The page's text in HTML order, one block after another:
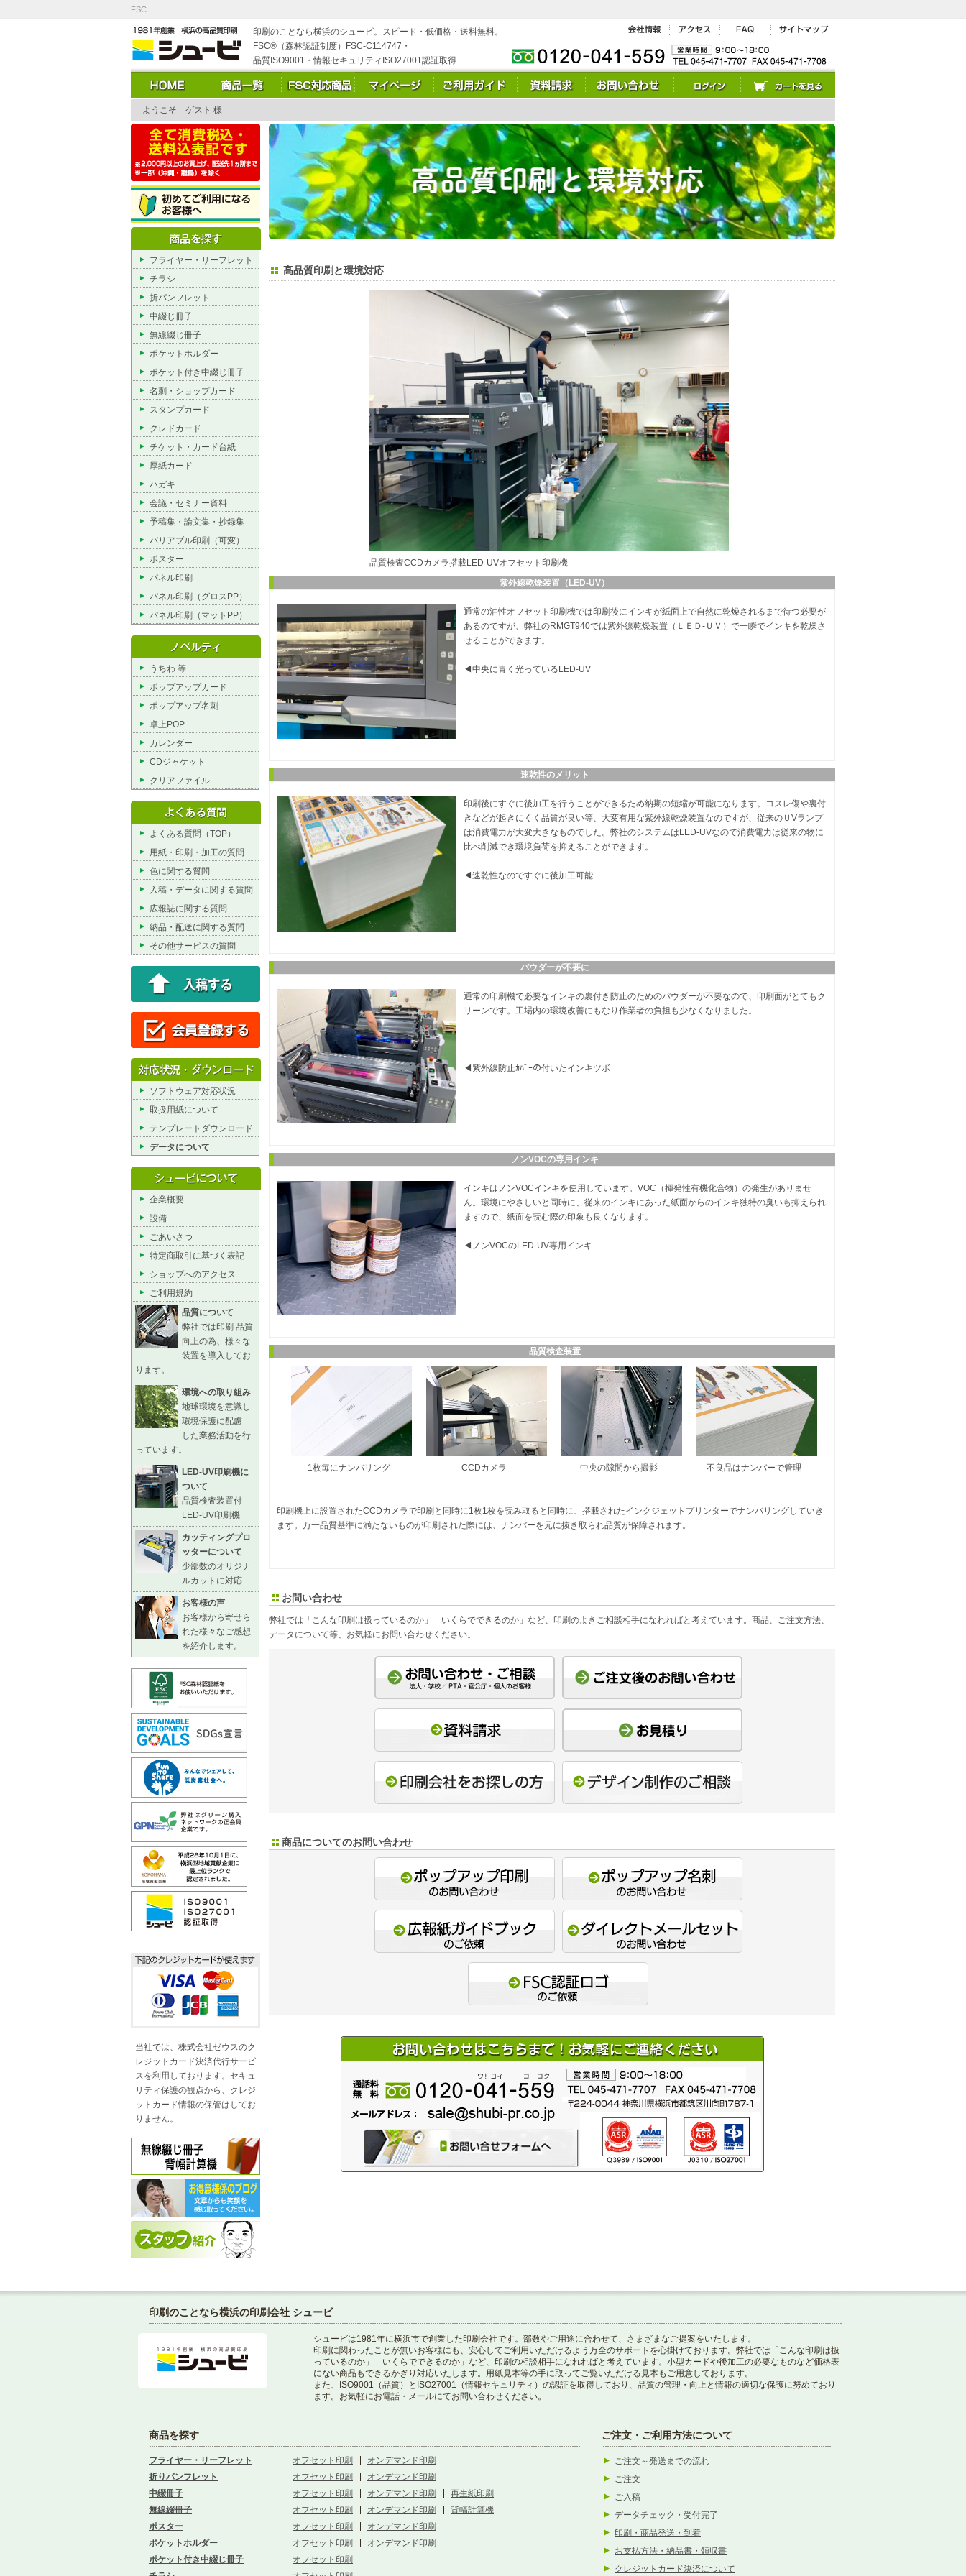
FSC
印刷のことなら横浜のシュービ。スピード・低価格・送料無料。
FSC®（森林認証制度）FSC-C114747・
品質ISO9001・情報セキュリティISO27001認証取得
ようこそ ゲスト 様
フライヤー・リーフレット
チラシ
折パンフレット
中綴じ冊子
無線綴じ冊子
ポケットホルダー
ポケット付き中綴じ冊子
名刺・ショップカード
スタンプカード
クレドカード
チケット・カード台紙
厚紙カード
ハガキ
会議・セミナー資料
予稿集・論文集・抄録集
バリアブル印刷（可変）
ポスター
パネル印刷
パネル印刷（グロスPP）
パネル印刷（マットPP）
うちわ 等
ポップアップカード
ポップアップ名刺
卓上POP
カレンダー
CDジャケット
クリアファイル
よくある質問（TOP）
用紙・印刷・加工の質問
色に関する質問
入稿・データに関する質問
広報誌に関する質問
納品・配送に関する質問
その他サービスの質問
ソフトウェア対応状況
取扱用紙について
テンプレートダウンロード
データについて
企業概要
設備
ごあいさつ
特定商取引に基づく表記
ショップへのアクセス
ご利用規約
品質について
弊社では印刷 品質
向上の為、様々な
装置を導入してお
ります。
環境への取り組み
地球環境を意識し
環境保護に配慮
した業務活動を行
っています。
LED-UV印刷機に
ついて
品質検査装置付
LED-UV印刷機
カッティングプロ
ッターについて
少部数のオリジナ
ルカットに対応
お客様の声
お客様から寄せら
れた様々なご感想
を紹介します。
当社では、株式会社ゼウスのク
レジットカード決済代行サービ
スを利用しております。セキュ
リティ保護の観点から、クレジ
ットカード情報の保管はしてお
りません。
高品質印刷と環境対応
品質検査CCDカメラ搭載LED-UVオフセット印刷機
紫外線乾燥装置（LED-UV）
通常の油性オフセット印刷機では印刷後にインキが紙面上で自然に乾燥されるまで待つ必要が
あるのですが、弊社のRMGT940では紫外線乾燥装置（ＬＥＤ-ＵＶ）で一瞬でインキを乾燥さ
せることができます。
◀中央に青く光っているLED-UV
速乾性のメリット
印刷後にすぐに後加工を行うことができるため納期の短縮が可能になります。コスレ傷や裏付
きなどが起きにくく品質が良い等、大変有用な紫外線乾燥装置なのですが、従来のＵVランプ
は消費電力が大変大きなものでした。弊社のシステムはLED-UVなので消費電力は従来の物に
比べ削減でき環境負荷を抑えることができます。
◀速乾性なのですぐに後加工可能
パウダーが不要に
通常の印刷機で必要なインキの裏付き防止のためのパウダーが不要なので、印刷面がとてもク
リーンです。工場内の環境改善にもなり作業者の負担も少なくなりました。
◀紫外線防止ｶﾊﾞｰの付いたインキツボ
ノンVOCの専用インキ
インキはノンVOCインキを使用しています。VOC（揮発性有機化合物）の発生がありませ
ん。環境にやさしいと同時に、従来のインキにあった紙面からのインキ独特の臭いも抑えられ
ますので、紙面を読む際の印象も良くなります。
◀ノンVOCのLED-UV専用インキ
品質検査装置
1枚毎にナンバリング CCDカメラ 中央の隙間から撮影 不良品はナンバーで管理
印刷機上に設置されたCCDカメラで印刷と同時に1枚1枚を読み取ると同時に、搭載されたインクジェットプリンターでナンバリングしていき
ます。万一品質基準に満たないものが印刷された際には、ナンバーを元に抜き取られ品質が保障されます。
お問い合わせ
弊社では「こんな印刷は扱っているのか」「いくらでできるのか」など、印刷のよきご相談相手になれればと考えています。商品、ご注文方法、
データについて等、お気軽にお問い合わせください。
商品についてのお問い合わせ
印刷のことなら横浜の印刷会社 シュービ
シュービは1981年に横浜市で創業した印刷会社です。部数やご用途に合わせて、さまざまなご提案をいたします。
印刷に関わったことが無いお客様にも、安心してご利用いただけるよう万全のサポートを心掛けております。弊社では「こんな印刷は扱
っているのか」「いくらでできるのか」など、印刷の相談相手になれればと考えています。小型カードや後加工の必要なものなど価格表
にない商品もできるかぎり対応いたします。用紙見本等の手に取ってご覧いただける見本もご用意しております。
また、ISO9001（品質）とISO27001（情報セキュリティ）の認証を取得しており、品質の管理・向上と情報の適切な保護に努めており
ます。お気軽にお電話・メールにてお問い合わせください。
商品を探す
フライヤー・リーフレット オフセット印刷
オンデマンド印刷
折りパンフレット
オフセット印刷
オンデマンド印刷
中綴冊子
オフセット印刷 オンデマンド印刷
再生紙印刷
無線綴冊子
オフセット印刷 オンデマンド印刷
背幅計算機
ポスター
オフセット印刷
オンデマンド印刷
ポケットホルダー
オフセット印刷
オンデマンド印刷
ポケット付き中綴じ冊子
オフセット印刷
ご注文・ご利用方法について
ご注文～発送までの流れ
ご注文
ご入稿
データチェック・受付完了
印刷・商品発送・到着
お支払方法・納品書・領収書
クレジットカード決済について